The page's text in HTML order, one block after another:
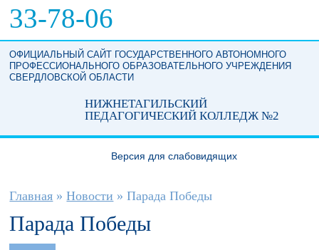
33-78-06
ОФИЦИАЛЬНЫЙ САЙТ ГОСУДАРСТВЕННОГО АВТОНОМНОГО
ПРОФЕССИОНАЛЬНОГО ОБРАЗОВАТЕЛЬНОГО УЧРЕЖДЕНИЯ
СВЕРДЛОВСКОЙ ОБЛАСТИ
НИЖНЕТАГИЛЬСКИЙ
ПЕДАГОГИЧЕСКИЙ КОЛЛЕДЖ №2
Версия для слабовидящих
Вы здесь
Главная » Новости » Парада Победы
Парада Победы